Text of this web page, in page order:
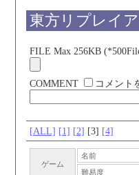
東方リプレイ
FILE Max 256KB
COMMENT
コメント
[ALL] [1] [2] [3] [4]
ゲーム
名前
難易度